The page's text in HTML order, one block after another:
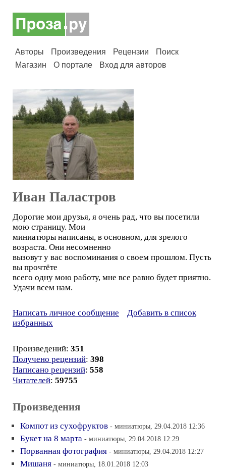
Авторы Произведения Рецензии
Поиск
Магазин
О портале Вход для авторов
Иван Паластров
Дорогие мои друзья, я очень рад, что вы посетили
мою страницу. Мои
миниатюры написаны, в основном, для зрелого
возраста. Они несомненно
вызовут у вас воспоминания о своем прошлом. Пусть
вы прочтёте
всего одну мою работу, мне все равно будет приятно.
Удачи всем нам.
Написать личное сообщение
Добавить в список
избранных
Произведений: 351
Получено рецензий: 398
Написано рецензий: 558
Читателей: 59755
Произведения
Компот из сухофруктов - миниатюры, 29.04.2018 12:36
Букет на 8 марта - миниатюры, 29.04.2018 12:29
Порванная фотография - миниатюры, 29.04.2018 12:27
Мишаня - миниатюры, 18.01.2018 12:03